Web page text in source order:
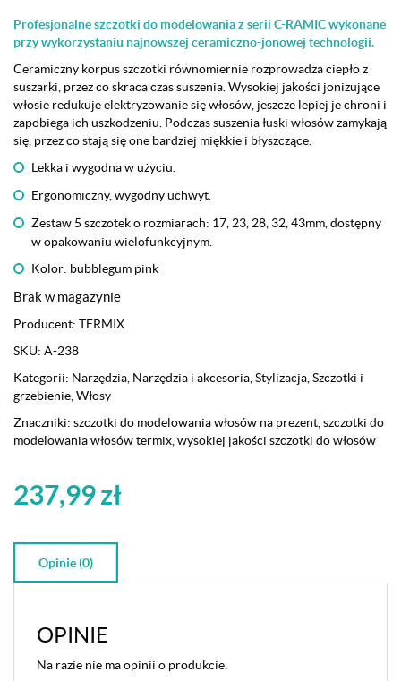
Profesjonalne szczotki do modelowania z serii C-RAMIC wykonane
przy wykorzystaniu najnowszej ceramiczno-jonowej technologii.
Ceramiczny korpus szczotki równomiernie rozprowadza ciepło z
suszarki, przez co skraca czas suszenia. Wysokiej jakości jonizujące
włosie redukuje elektryzowanie się włosów, jeszcze lepiej je chroni i
zapobiega ich uszkodzeniu. Podczas suszenia łuski włosów zamykają
się, przez co stają się one bardziej miękkie i błyszczące.
Lekka i wygodna w użyciu.
Ergonomiczny, wygodny uchwyt.
Zestaw 5 szczotek o rozmiarach: 17, 23, 28, 32, 43mm, dostępny
w opakowaniu wielofunkcyjnym.
Kolor: bubblegum pink
Brak w magazynie
Producent: TERMIX
SKU: A-238
Kategorii: Narzędzia Narzędzia i akcesoria Stylizacja Szczotki i
grzebienie Włosy
Znaczniki: szczotki do modelowania włosów na prezent szczotki do
modelowania włosów termix wysokiej jakości szczotki do włosów
237,99zł
Opinie (0)
OPINIE
Na razie nie ma opinii o produkcie.